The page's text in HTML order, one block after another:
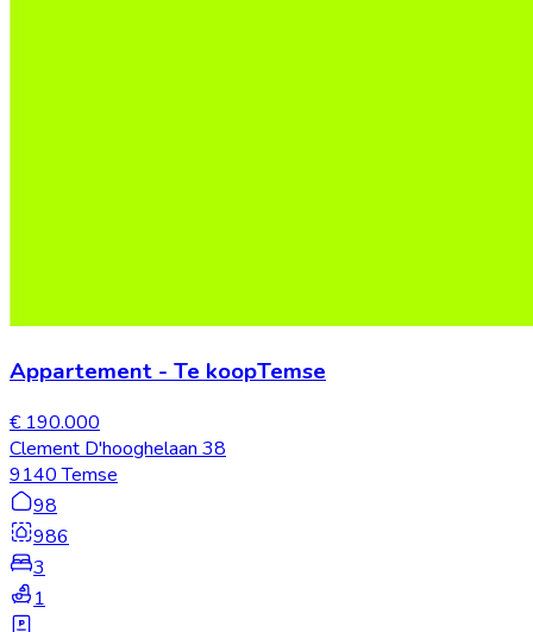
Appartement - Te koopTemse
€ 190.000
Clement D'hooghelaan 38
9140 Temse
98
986
3
1